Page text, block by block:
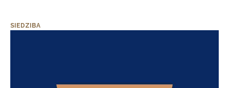
SIEDZIBA